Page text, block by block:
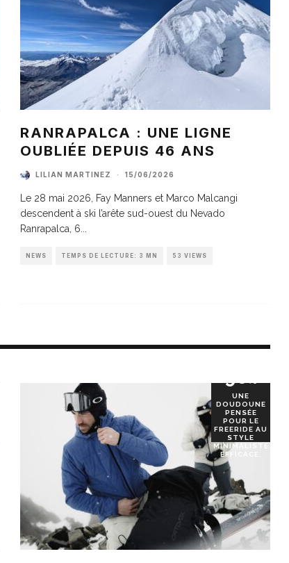
RANRAPALCA : UNE LIGNE
OUBLIÉE DEPUIS 46 ANS
LILIAN MARTINEZ · 15/06/2026
Le 28 mai 2026, Fay Manners et Marco Malcangi
descendent à ski l’arête sud-ouest du Nevado
Ranrapalca, 6
NEWS TEMPS DE LECTURE: 3 MN 53 VIEWS
90%
UNE
DOUDOUNE
PENSÉE
POUR LE
FREERIDE AU
STYLE
MINIMALISTE
EFFICACE.